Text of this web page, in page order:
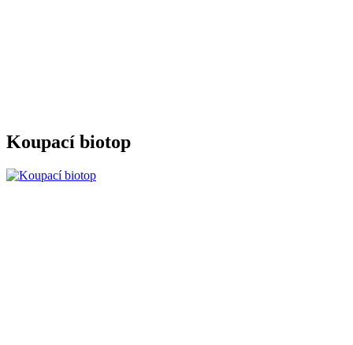
Koupací biotop